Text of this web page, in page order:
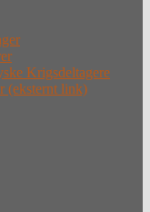
Krigsdeltagere
(eksternt link)